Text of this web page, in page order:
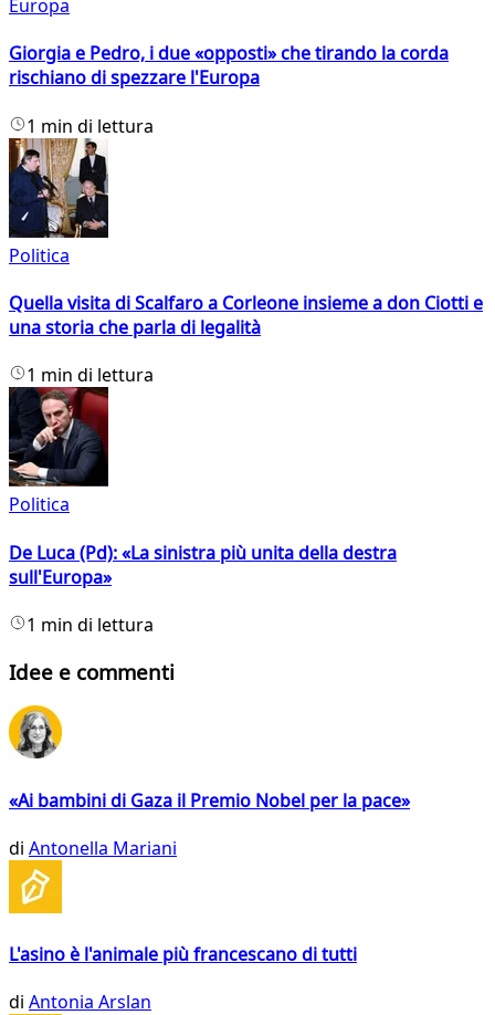
Europa
Giorgia e Pedro, i due «opposti» che tirando la corda
rischiano di spezzare l'Europa
1 min di lettura
Politica
Quella visita di Scalfaro a Corleone insieme a don Ciotti e
una storia che parla di legalità
1 min di lettura
Politica
De Luca (Pd): «La sinistra più unita della destra
sull'Europa»
1 min di lettura
Idee e commenti
«Ai bambini di Gaza il Premio Nobel per la pace»
di Antonella Mariani
L'asino è l'animale più francescano di tutti
di Antonia Arslan